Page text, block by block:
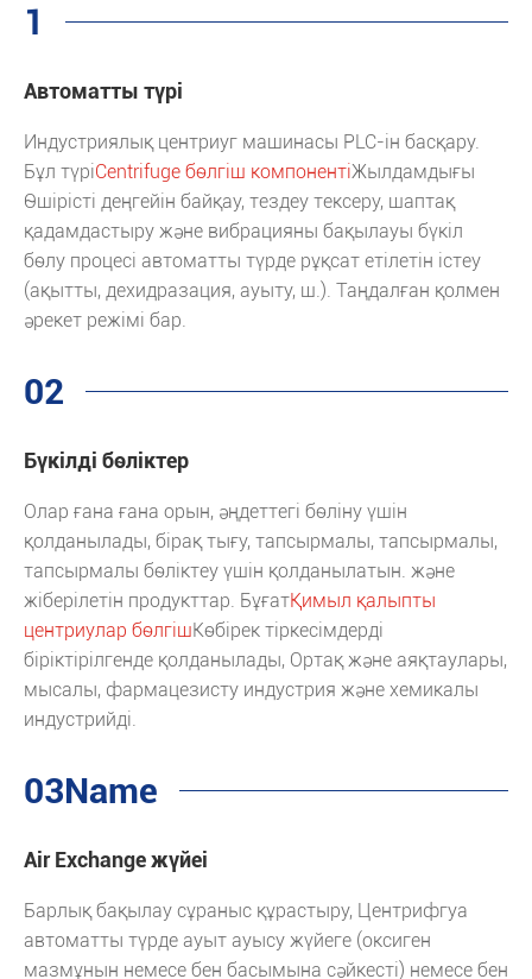
1
Автоматты түрі
Индустриялық центриуг машинасы PLC-ін басқару.
Бұл түріCentrifuge бөлгіш компонентіЖылдамдығы
Өшірісті деңгейін байқау, тездеу тексеру, шаптақ
қадамдастыру және вибрацияны бақылауы бүкіл
бөлу процесі автоматты түрде рұқсат етілетін істеу
(ақытты, дехидразация, ауыту, ш.). Таңдалған қолмен
әрекет режімі бар.
02
Бүкілді бөліктер
Олар ғана ғана орын, әңдеттегі бөліну үшін
қолданылады, бірақ тығу, тапсырмалы, тапсырмалы,
тапсырмалы бөліктеу үшін қолданылатын. және
жіберілетін продукттар. БұғатҚимыл қалыпты
центриулар бөлгішКөбірек тіркесімдерді
біріктірілгенде қолданылады, Ортақ және аяқтаулары,
мысалы, фармацезисту индустрия және хемикалы
индустрийді.
03Name
Air Exchange жүйеі
Барлық бақылау сұраныс құрастыру, Центрифгуа
автоматты түрде ауыт ауысу жүйеге (оксиген
мазмұнын немесе бен басымына сәйкесті) немесе бен